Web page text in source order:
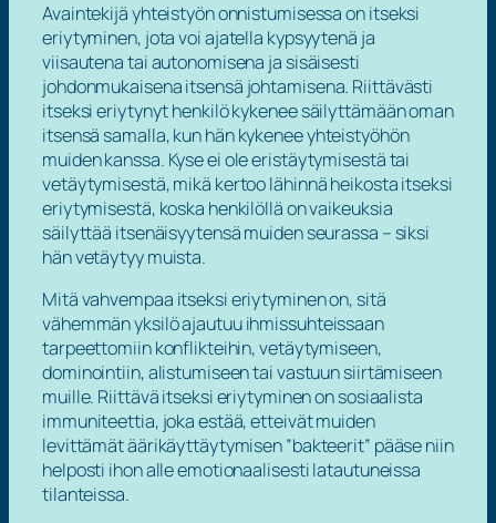
Avaintekijä yhteistyön onnistumisessa onitseksi
eriytyminen, jota voi ajatella kypsyytenä ja
viisautena tai autonomisena ja sisäisesti
johdonmukaisena itsensä johtamisena. Riittävästi
itseksi eriytynyt henkilökykenee säilyttämään oman
itsensä samalla, kun hänkykenee yhteistyöhön
muiden kanssa. Kyse ei ole eristäytymisestä tai
vetäytymisestä, mikä kertoo lähinnä heikosta itseksi
eriytymisestä, koska henkilöllä on vaikeuksia
säilyttää itsenäisyytensä muiden seurassa – siksi
hän vetäytyy muista.
Mitä vahvempaa itseksi eriytyminen on, sitä
vähemmän yksilö ajautuu ihmissuhteissaan
tarpeettomiin konflikteihin, vetäytymiseen,
dominointiin, alistumiseen tai vastuun siirtämiseen
muille. Riittävä itseksi eriytyminen on sosiaalista
immuniteettia, joka estää, etteivät muiden
levittämät äärikäyttäytymisen ”bakteerit” pääse niin
helposti ihon alle emotionaalisesti latautuneissa
tilanteissa.